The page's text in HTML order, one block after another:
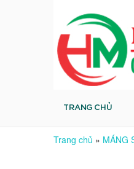
TRANG CHỦ
Trang chủ » MÁNG